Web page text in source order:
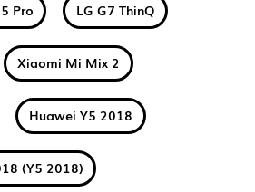
Pro LG G7 ThinQ
Xiaomi Mi Mix 2
Huawei Y5 2018
(Y5 2018)